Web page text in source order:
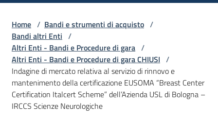
telematici
L'Agenzia
Bandi
Home / Bandi e strumenti di acquisto /
Bandi altri Enti /
Altri Enti - Bandi e Procedure di gara /
Altri Enti - Bandi e Procedure di gara CHIUSI /
Indagine di mercato relativa al servizio di rinnovo e
mantenimento della certificazione EUSOMA “Breast Center
Certification Italcert Scheme” dell’Azienda USL di Bologna –
IRCCS Scienze Neurologiche